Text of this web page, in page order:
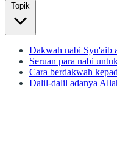
Topik
Dakwah nabi Syu'aib
Seruan para nabi
Cara berdakwah
Dalil-dalil adanya